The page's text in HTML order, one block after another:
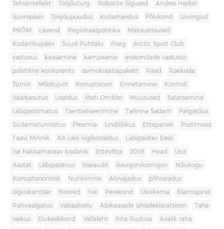
Tehisintellekt Tööjõuturg Robotite õigused Andres Herkel
Sünnipäev Tööjõupuudus Kutseharidus Põlvkond Uuringud
PRÕM Lävend Regionaalpoliitika Maksuerisused
Kodanikupäev Suud Puhtaks Poeg Arctic Sport Club
vastutus kaasamine kampaania erakondade vastutus
poliitiline konkurents demokraatiapakett Raad Raekoda
Turniir Mõistujutt Korruptsioon Ennetamine Kontroll
Väärkasutus Usaldus Mati Ombler Muutused Salatsemine
Läbipaistmatus Tsentraliseerimine Tallinna Sadam Palgatõus
Südametunnistus Preemia Lindilõikus Ettepanek Postimees
Taavi Minnik Alt-üles riigikorraldus Läbipaistev Eesti
Ise hakkamasaav kodanik Ettevõtja 2018 Head Uut
Aastat Läbipaistvus Siseaudit Revisjonikomisjon Nõukogu
Korruptsioonirisk Nuhkimine Abivajadus põhiseadus
õiguskantsler Noored Iive Perekond Üksikema Elamispind
Rahvaalgatus Vabaabielu Abikaasade ühisdeklaratsioon Tahe
Isekus Elukeskkond Vallaleht Rita Rudusa Avalik raha